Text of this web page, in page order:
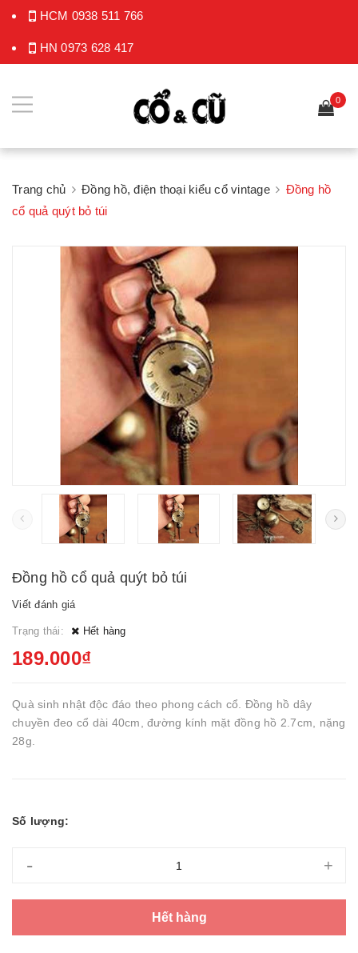
HCM 0938 511 766
HN0973 628 417
0
Trang chủ Đồng hồ, điện thoại kiểu cổ vintage
Đồng hồ
cổ quả quýt bỏ túi
Đồng hồ cổ quả quýt bỏ túi
Viết đánh giá
Trạng thái: Hết hàng
189.000₫
Quà sinh nhật độc đáo theo phong cách cổ. Đồng hồ dây
chuyền đeo cổ dài 40cm, đường kính mặt đồng hồ 2.7cm, nặng
28g.
Số lượng:
- +
Hết hàng